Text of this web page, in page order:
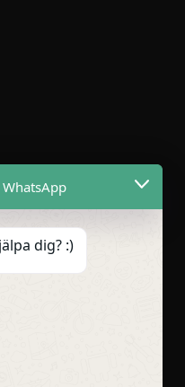
för rabatter och
dig? :)